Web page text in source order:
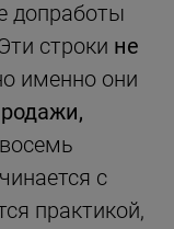
допработы
строки не
именно они
с
практикой,